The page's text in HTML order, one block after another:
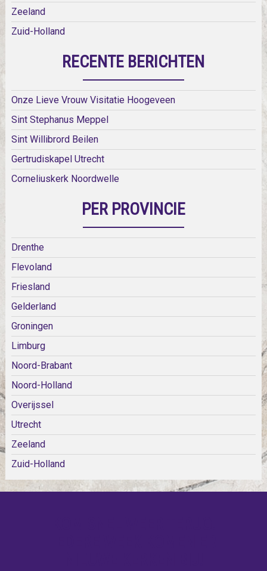
Zeeland
Zuid-Holland
RECENTE BERICHTEN
Onze Lieve Vrouw Visitatie Hoogeveen
Sint Stephanus Meppel
Sint Willibrord Beilen
Gertrudiskapel Utrecht
Corneliuskerk Noordwelle
PER PROVINCIE
Drenthe
Flevoland
Friesland
Gelderland
Groningen
Limburg
Noord-Brabant
Noord-Holland
Overijssel
Utrecht
Zeeland
Zuid-Holland